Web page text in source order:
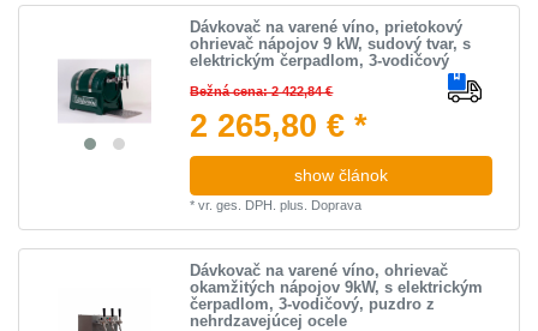
Dávkovač na varené víno, prietokový
ohrievač nápojov 9 kW, sudový tvar, s
elektrickým čerpadlom, 3-vodičový
Bežná cena: 2 422,84 €
2 265,80 € *
show článok
*vr. ges. DPH. plus. Doprava
Dávkovač na varené víno, ohrievač
okamžitých nápojov 9kW, s elektrickým
čerpadlom, 3-vodičový, puzdro z
nehrdzavejúcej ocele